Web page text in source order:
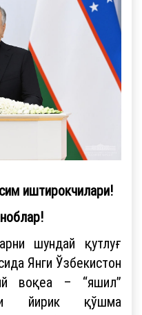
иштирокчилари!
шундай қутлуғ
Янги Ўзбекистон
воқеа – “яшил”
йирик қўшма